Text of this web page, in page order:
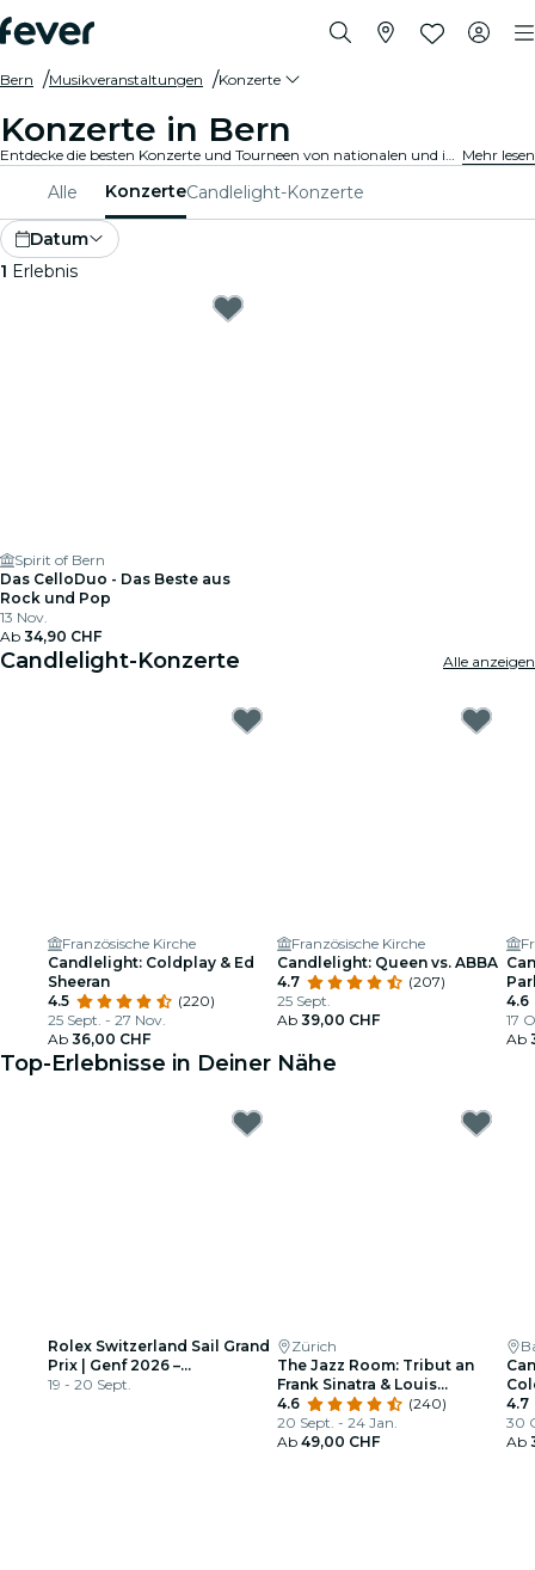
Bern Musikveranstaltungen Konzerte
Konzerte in Bern
Entdecke die besten Konzerte und Tourneen von nationalen und internationalen Künstlern in Bern, hole Dir Deine Tickets auf Fever und genieße Top-Musik! Mehr lesen
Alle KonzerteCandlelight-Konzerte
Datum
1 Erlebnis
Spirit of Bern
Das CelloDuo - Das Beste aus
Rock und Pop
13 Nov.
Ab 34,90 CHF
Candlelight-Konzerte Alle anzeigen
Französische Kirche
Candlelight: Coldplay & Ed
Sheeran
4.5
(220)
25 Sept. - 27 Nov.
Ab 36,00 CHF
Französische Kirche
Candlelight: Queen vs. ABBA
4.7
(207)
25 Sept.
Ab 39,00 CHF
4.6
17
Ab
Top-Erlebnisse in Deiner Nähe
Rolex Switzerland Sail Grand
Prix | Genf 2026 –
Tageskarten
19 - 20 Sept.
Zürich
The Jazz Room: Tribut an
Frank Sinatra & Louis
Armstrong
4.6
(240)
20 Sept. - 24 Jan.
Ab 49,00 CHF
4.7
30
Ab